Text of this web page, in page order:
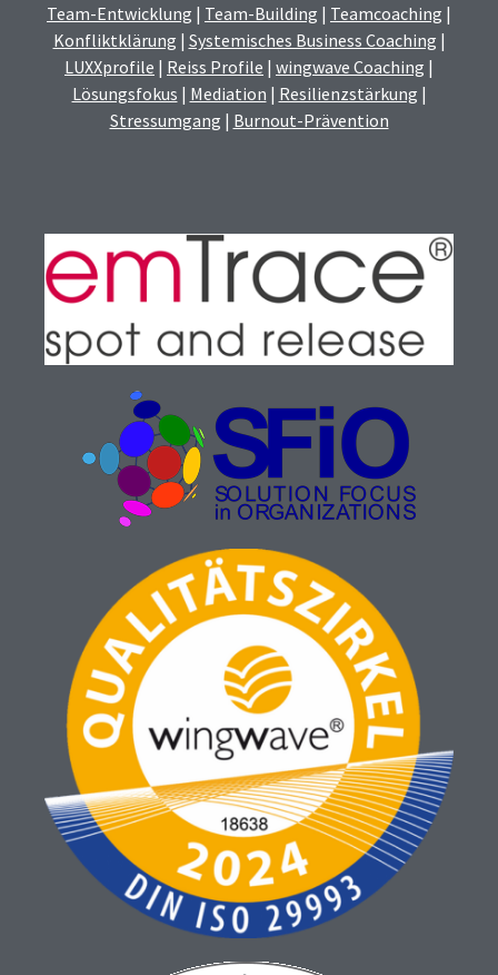
Team-Entwicklung | Team-Building | Teamcoaching |
Konfliktklärung | Systemisches Business Coaching |
LUXXprofile | Reiss Profile | wingwave Coaching |
Lösungsfokus | Mediation | Resilienzstärkung |
Stressumgang | Burnout-Prävention